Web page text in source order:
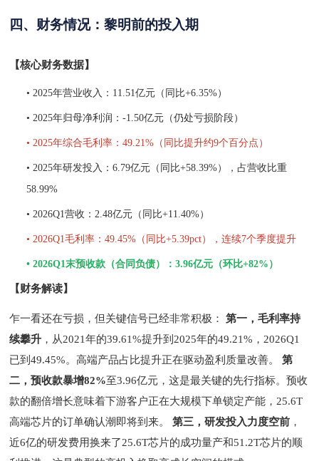
四、财务情况：黎明前的投入期
【核心财务数据】
• 2025年营业收入：11.51亿元（同比+6.35%）
• 2025年归母净利润：-1.50亿元（仍处亏损阶段）
• 2025年综合毛利率：49.21%（同比提升约9个百分点）
• 2025年研发投入：6.79亿元（同比+58.39%），占营收比重
58.99%
• 2026Q1营收：2.48亿元（同比+11.40%）
• 2026Q1毛利率：49.45%（同比+5.39pct），连续7个季度提升
• 2026Q1末预收款（合同负债）：3.96亿元（环比+82%）
【财务解读】
乍一看还在亏损，但关键信号已经非常积极：
第一，毛利率持
续攀升 ，从2021年的39.61%提升到2025年的49.21%，2026Q1
已到49.45%。高端产品占比提升正在驱动盈利质量改善。第
二，预收款暴增82%至3.96亿元，这是最关键的先行指标。预收
款的翻倍增长意味着下游客户正在大规模下单锁定产能，25.6T
高端芯片的订单确认潮即将到来。第三，研发投入力度空前 ，
近6亿的研发费用换来了25.6T芯片的成功量产和51.2T芯片的顺